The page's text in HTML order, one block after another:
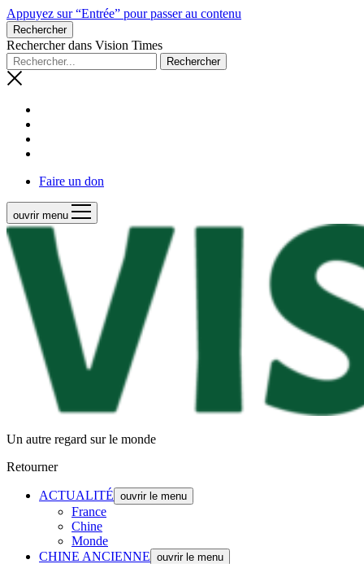
Appuyez sur “Entrée” pour passer au contenu
Rechercher
Rechercher dans Vision Times
Faire un don
ouvrir menu
Un autre regard sur le monde
Retourner
ACTUALITÉ ouvrir le menu
France
Chine
Monde
CHINE ANCIENNE ouvrir le menu